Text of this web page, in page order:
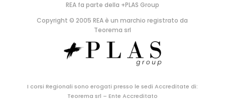
REA fa parte della +PLAS Group
Copyright © 2005 REA è un marchio registrato da
Teorema srl
I corsi Regionali sono erogati presso le sedi Accreditate di:
Teorema srl – Ente Accreditato